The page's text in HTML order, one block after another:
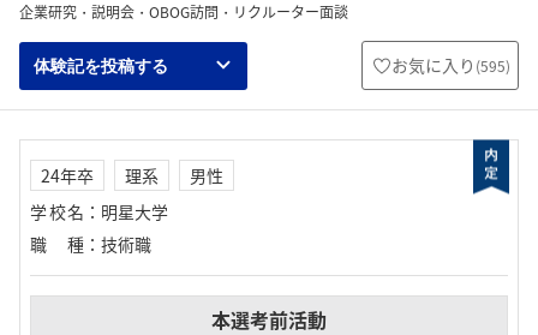
企業研究・説明会・OBOG訪問・リクルーター面談
体験記を投稿する お気に入り (595)
24年卒 理系
男性
学校名 ： 明星大学
職種 ： 技術職
本選考前活動